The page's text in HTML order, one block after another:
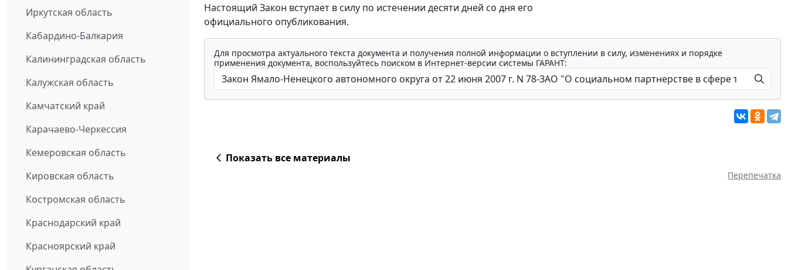
Иркутская область
Кабардино-Балкария
Калининградская область
Калужская область
Камчатский край
Карачаево-Черкессия
Кемеровская область
Кировская область
Костромская область
Краснодарский край
Красноярский край
Настоящий Закон вступает в силу по истечении десяти дней со дня его
официального опубликования.
Для просмотра актуального текста документа и получения полной информации о вступлении в силу, изменениях и порядке
применения документа, воспользуйтесь поиском в Интернет-версии системы ГАРАНТ:
Показать все материалы
Перепечатка